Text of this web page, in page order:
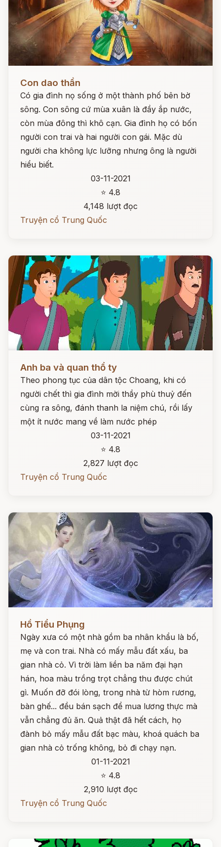
Con dao thần
Có gia đình nọ sống ở một thành phố bên bờ
sông. Con sông cứ mùa xuân là đầy ắp nước,
còn mùa đông thì khô cạn. Gia đình họ có bốn
người con trai và hai người con gái. Mặc dù
người cha không lực lưỡng nhưng ông là người
hiểu biết.
03-11-2021
⭐ 4.8
4,148 lượt đọc
Truyện cổ Trung Quốc
Anh ba và quan thổ ty
Theo phong tục của dân tộc Choang, khi có
người chết thì gia đình mời thầy phù thuỷ đến
cùng ra sông, đánh thanh la niệm chú, rồi lấy
một ít nước mang về làm nước phép
03-11-2021
⭐ 4.8
2,827 lượt đọc
Truyện cổ Trung Quốc
Đọc ngay
Hồ Tiểu Phụng
Ngày xưa có một nhà gồm ba nhân khẩu là bố,
mẹ và con trai. Nhà có mấy mẫu đất xấu, ba
gian nhà cỏ. Vì trời làm liền ba năm đại hạn
hán, hoa màu trồng trọt chẳng thu được chút
gì. Muốn đỡ đói lòng, trong nhà từ hòm rương,
bàn ghế... đều bán sạch để mua lương thực mà
vẫn chẳng đủ ăn. Quả thật đã hết cách, họ
đành bỏ mấy mẫu đất bạc màu, khoá quách ba
gian nhà cỏ trống không, bỏ đi chạy nạn.
01-11-2021
⭐ 4.8
2,910 lượt đọc
Truyện cổ Trung Quốc